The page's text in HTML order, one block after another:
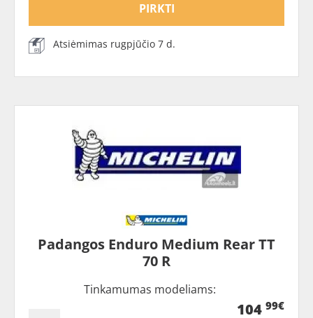
PIRKTI
Atsiėmimas rugpjūčio 7 d.
Padangos Enduro Medium Rear TT
70 R
Tinkamumas modeliams:
104 99€